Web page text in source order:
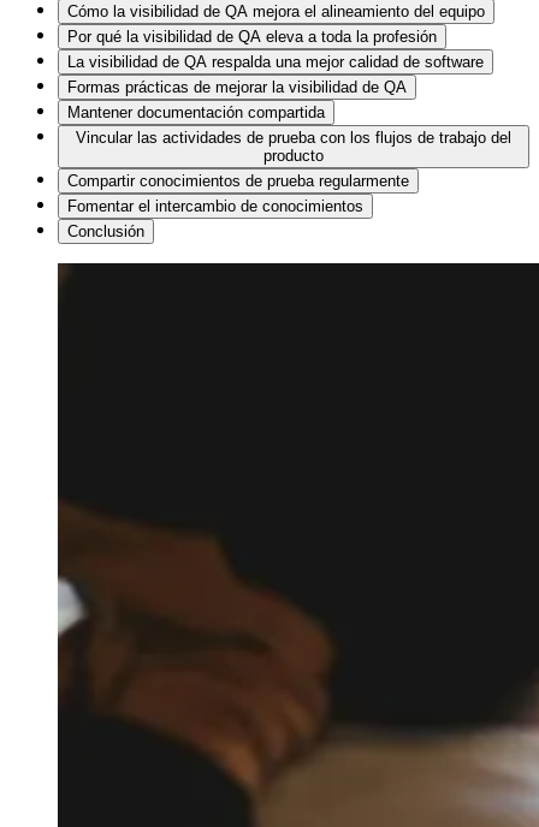
Cómo la visibilidad de QA mejora el alineamiento del equipo
Por qué la visibilidad de QA eleva a toda la profesión
La visibilidad de QA respalda una mejor calidad de software
Formas prácticas de mejorar la visibilidad de QA
Mantener documentación compartida
Vincular las actividades de prueba con los flujos de trabajo del
producto
Compartir conocimientos de prueba regularmente
Fomentar el intercambio de conocimientos
Conclusión